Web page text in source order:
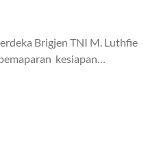
Brigjen TNI M. Luthfie
kesiapan…